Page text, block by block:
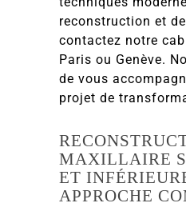
reconstruction et
contactez notre
Paris ou Genève.
de vous
projet de
MAXILLAIRE
ET
APPROCHE